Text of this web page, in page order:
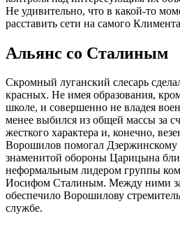
Не удивительно, что в какой-то
расставить сети на самого
Альянс со Сталиным
Скромный луганский слесарь
красных. Не имея образования,
школе, и совершенно не владея
менее выбился из общей массы за
жесткого характера и, конечно,
Ворошилов помогал Дзержинскому
знаменитой обороны Царицына
неформальным лидером группы
Иосифом Сталиным. Между ними
обеспечило Ворошилову
службе.